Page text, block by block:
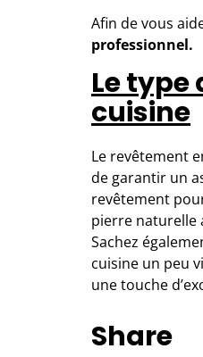
Afin de vous
professionnel.
Le
cuisine
Le revêtement
de garantir un
revêtement
pierre naturelle
Sachez
cuisine un peu
une touche
Share